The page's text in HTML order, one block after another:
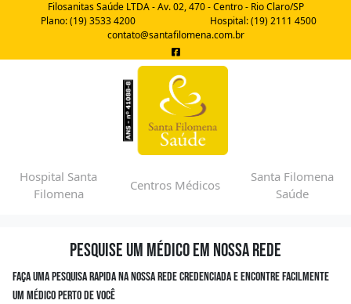
Filosanitas Saúde LTDA - Av. 02, 470 - Centro - Rio Claro/SP
Plano: (19) 3533 4200
Hospital: (19) 2111 4500
contato@santafilomena.com.br
Hospital Santa
Filomena
Centros Médicos
Santa Filomena
Saúde
Pesquise um médico em nossa rede
Faça uma pesquisa rapida na nossa rede credenciada e encontre facilmente
um médico perto de você